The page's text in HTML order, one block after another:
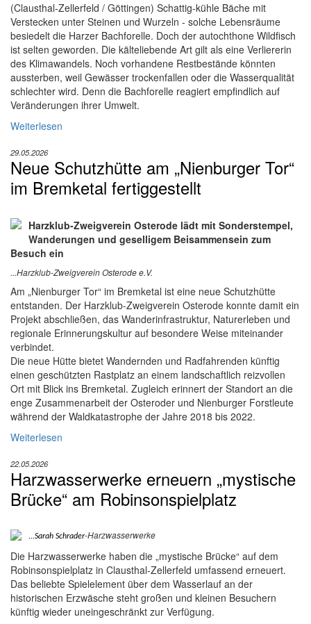
(Clausthal-Zellerfeld / Göttingen) Schattig-kühle Bäche mit
Verstecken unter Steinen und Wurzeln - solche Lebensräume
besiedelt die Harzer Bachforelle. Doch der autochthone Wildfisch
ist selten geworden. Die kälteliebende Art gilt als eine Verliererin
des Klimawandels. Noch vorhandene Restbestände könnten
aussterben, weil Gewässer trockenfallen oder die Wasserqualität
schlechter wird. Denn die Bachforelle reagiert empfindlich auf
Veränderungen ihrer Umwelt.
Weiterlesen
29.05.2026
Neue Schutzhütte am „Nienburger Tor“
im Bremketal fertiggestellt
Harzklub-Zweigverein Osterode lädt mit Sonderstempel,
Wanderungen und geselligem Beisammensein zum
Besuch ein
...Harzklub-Zweigverein Osterode e.V.
Am „Nienburger Tor“ im Bremketal ist eine neue Schutzhütte
entstanden. Der Harzklub-Zweigverein Osterode konnte damit ein
Projekt abschließen, das Wanderinfrastruktur, Naturerleben und
regionale Erinnerungskultur auf besondere Weise miteinander
verbindet.
Die neue Hütte bietet Wandernden und Radfahrenden künftig
einen geschützten Rastplatz an einem landschaftlich reizvollen
Ort mit Blick ins Bremketal. Zugleich erinnert der Standort an die
enge Zusammenarbeit der Osteroder und Nienburger Forstleute
während der Waldkatastrophe der Jahre 2018 bis 2022.
Weiterlesen
22.05.2026
Harzwasserwerke erneuern „mystische
Brücke“ am Robinsonspielplatz
...Sarah Schrader-Harzwasserwerke
Die Harzwasserwerke haben die „mystische Brücke“ auf dem
Robinsonspielplatz in Clausthal-Zellerfeld umfassend erneuert.
Das beliebte Spielelement über dem Wasserlauf an der
historischen Erzwäsche steht großen und kleinen Besuchern
künftig wieder uneingeschränkt zur Verfügung.